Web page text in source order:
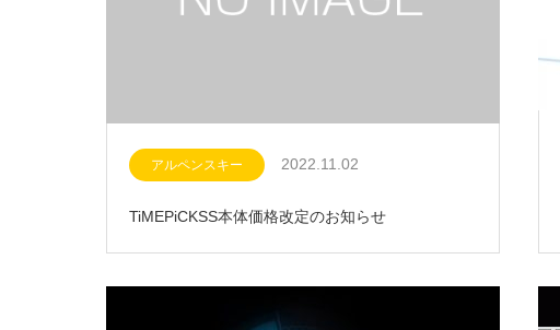
アルペンスキー 2022.11.02
TiMEPiCKSS本体価格改定のお知らせ